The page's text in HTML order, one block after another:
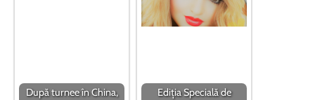
După turnee în China,
Ediția Specială de